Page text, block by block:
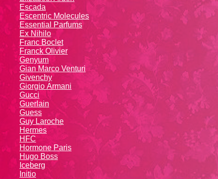
Escada
Escentric Molecules
Essential Parfums
Ex Nihilo
Franc Boclet
Franck Olivier
Genyum
Gian Marco Venturi
Givenchy
Giоrgio Аrmаni
Gucci
Guerlain
Guess
Guy Laroche
Hermes
HFC
Hormone Paris
Hugo Boss
Iceberg
Initio